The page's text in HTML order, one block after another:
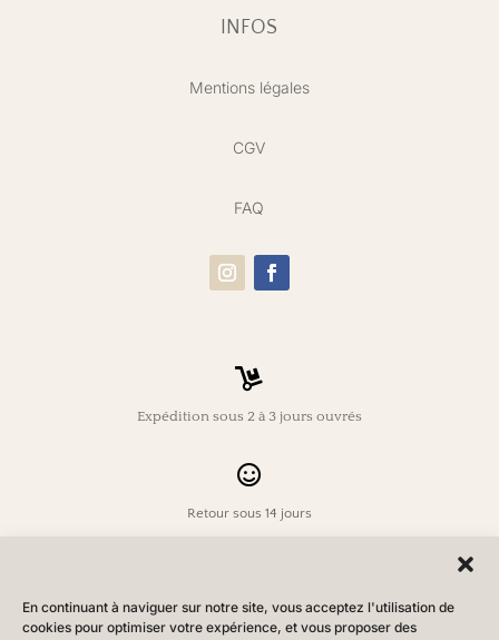
En continuant à naviguer sur notre site, vous acceptez l'utilisation de
cookies pour optimiser votre expérience, et vous proposer des
INFOS
Mentions légales
CGV
FAQ

Expédition sous 2 à 3 jours ouvrés

Retour sous 14 jours
Livraison offerte dès 150€ d’achat